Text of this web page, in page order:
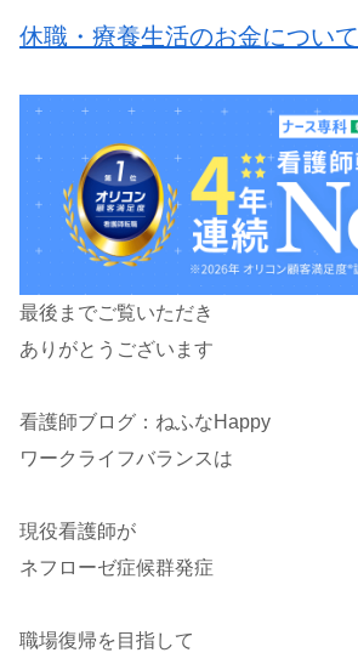
休職・療養生活のお金について
最後までご覧いただき
ありがとうございます
看護師ブログ：ねふなHappy
ワークライフバランスは
現役看護師が
ネフローゼ症候群発症
職場復帰を目指して